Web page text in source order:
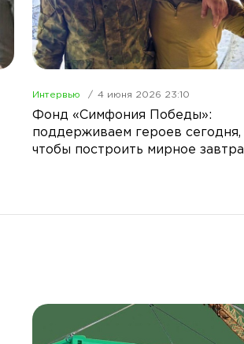
Интервью 4 июня 2026 23:10
Фонд «Симфония Победы»:
поддерживаем героев сегодня,
чтобы построить мирное завтра